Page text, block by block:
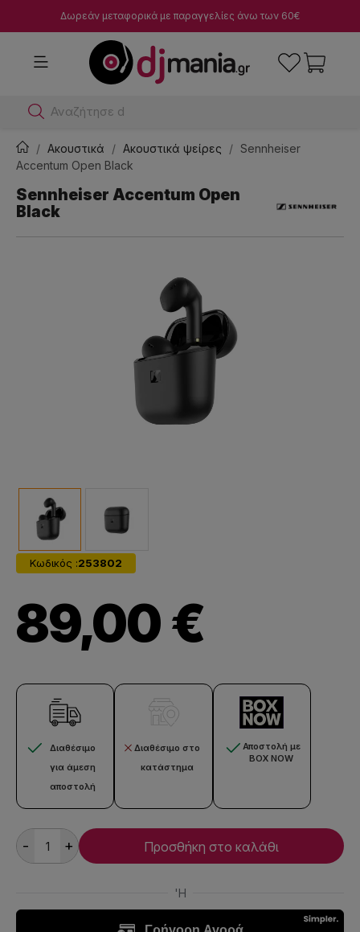
Δωρεάν μεταφορικά με παραγγελίες άνω των 60€
Αναζήτησε dj μίκτες
Ακουστικά Ακουστικά ψείρες
Sennheiser
Accentum Open Black
Sennheiser Accentum Open
Black
Κωδικός :253802
89,00 €
Διαθέσιμο
για άμεση
αποστολή
Διαθέσιμο στο
κατάστημα
Αποστολή με
BOX NOW
- + Προσθήκη στο καλάθι